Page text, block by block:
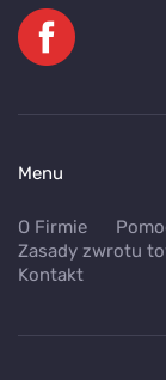
Menu
O Firmie
Zasady zwrotu
Kontakt